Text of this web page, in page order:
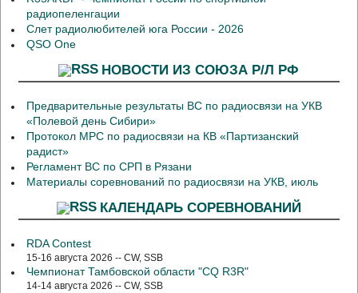
радиопеленгации
Слет радиолюбителей юга России - 2026
QSO One
НОВОСТИ ИЗ СОЮЗА Р/Л РФ
Предварительные результаты ВС по радиосвязи на УКВ
«Полевой день Сибири»
Протокол МРС по радиосвязи на КВ «Партизанский
радист»
Регламент ВС по СРП в Рязани
Материалы соревнований по радиосвязи на УКВ, июль
КАЛЕНДАРЬ СОРЕВНОВАНИЙ
RDA Contest
15-16 августа 2026 -- CW, SSB
Чемпионат Тамбовской области "CQ R3R"
14-14 августа 2026 -- CW, SSB